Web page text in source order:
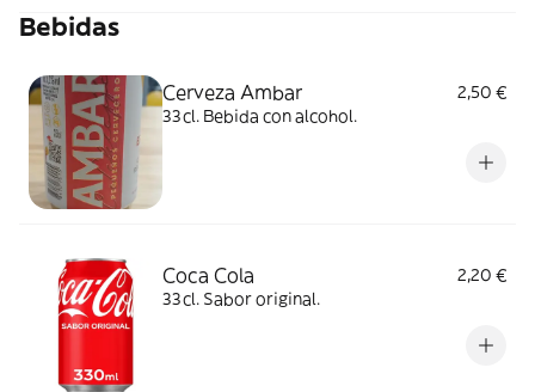
Bebidas
Cerveza Ambar
2,50 €
33cl. Bebida con alcohol.
Coca Cola
2,20 €
33cl. Sabor original.